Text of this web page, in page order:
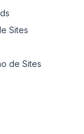
Sites
de Sites